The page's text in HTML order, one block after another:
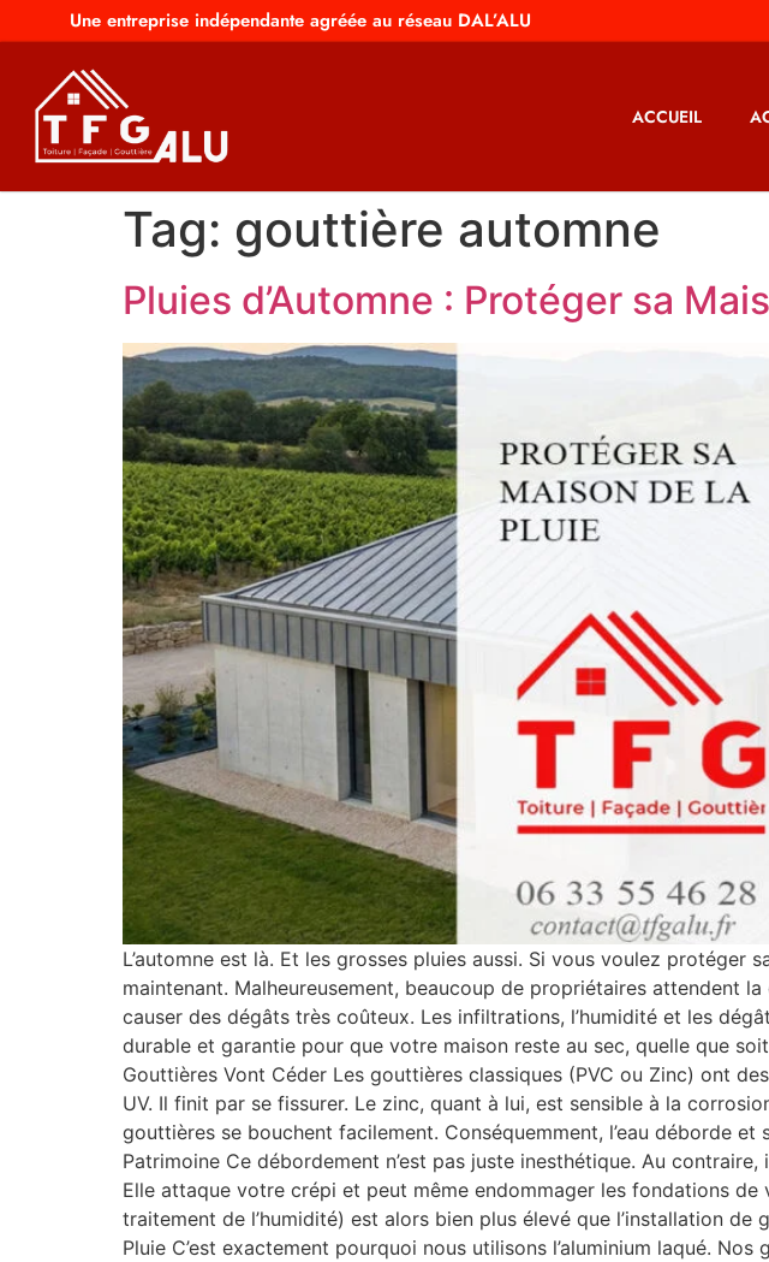
Une entreprise indépendante agréée au réseau DAL’ALU
ACCUEIL
Tag: gouttière automne
Pluies d’Automne : Protéger sa
L’automne est là. Et les grosses pluies aussi. Si vous voulez
maintenant. Malheureusement, beaucoup de propriétaires attendent
causer des dégâts très coûteux. Les infiltrations, l’humidité et les
durable et garantie pour que votre maison reste au sec, quelle que
Gouttières Vont Céder Les gouttières classiques (PVC ou Zinc) ont
UV. Il finit par se fissurer. Le zinc, quant à lui, est sensible à la
gouttières se bouchent facilement. Conséquemment, l’eau déborde et
Patrimoine Ce débordement n’est pas juste inesthétique. Au
Elle attaque votre crépi et peut même endommager les fondations
traitement de l’humidité) est alors bien plus élevé que l’installation
Pluie C’est exactement pourquoi nous utilisons l’aluminium laqué.